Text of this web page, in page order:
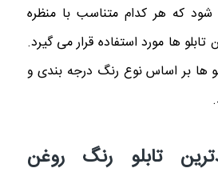
که هر کدام متناسب با منظره
ها مورد استفاده قرار می گیرد.
ها بر اساس نوع رنگ درجه بندی و
تابلو رنگ روغن